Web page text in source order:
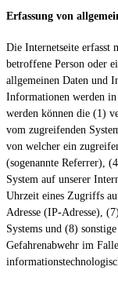
Erfassung von
Die Internetseite erfasst
betroffene Person oder
allgemeinen Daten und
Informationen werden in
werden können die (1)
vom zugreifenden
von welcher ein
(sogenannte Referrer),
System auf unserer
Uhrzeit eines Zugriffs
Adresse (IP-Adresse),
Systems und (8)
Gefahrenabwehr im